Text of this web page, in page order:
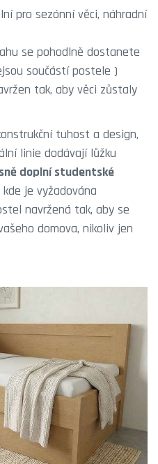
pro sezónní věci, náhradní
se pohodlně dostanete
součástí postele )
tak, aby věci zůstaly
tuhost a design,
linie dodávají lůžku
doplní studentské
kde je vyžadována
navržená tak, aby se
domova, nikoliv jen